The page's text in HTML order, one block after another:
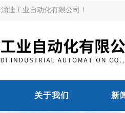
迪工业自动化有限公司！
关于我们 新